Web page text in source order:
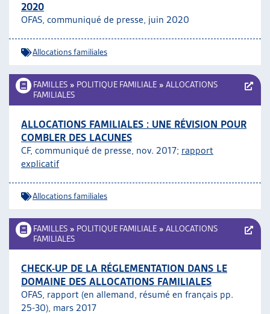
2020
OFAS, communiqué de presse, juin 2020
Allocations familiales
FAMILLES » POLITIQUE FAMILIALE » ALLOCATIONS
FAMILIALES
ALLOCATIONS FAMILIALES : UNE RÉVISION POUR
COMBLER DES LACUNES
CF, communiqué de presse, nov. 2017; rapport
explicatif
Allocations familiales
FAMILLES » POLITIQUE FAMILIALE » ALLOCATIONS
FAMILIALES
CHECK-UP DE LA RÉGLEMENTATION DANS LE
DOMAINE DES ALLOCATIONS FAMILIALES
OFAS, rapport (en allemand, résumé en français pp.
25-30), mars 2017